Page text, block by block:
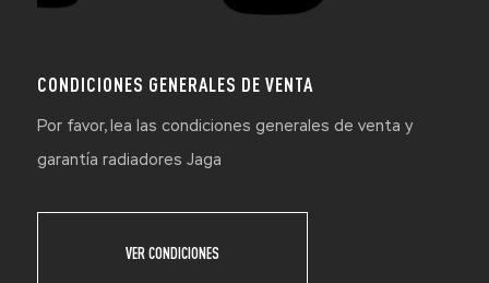
CONDICIONES GENERALES DE VENTA
Por favor, lea las condiciones generales de venta y
garantía radiadores Jaga
VER CONDICIONES